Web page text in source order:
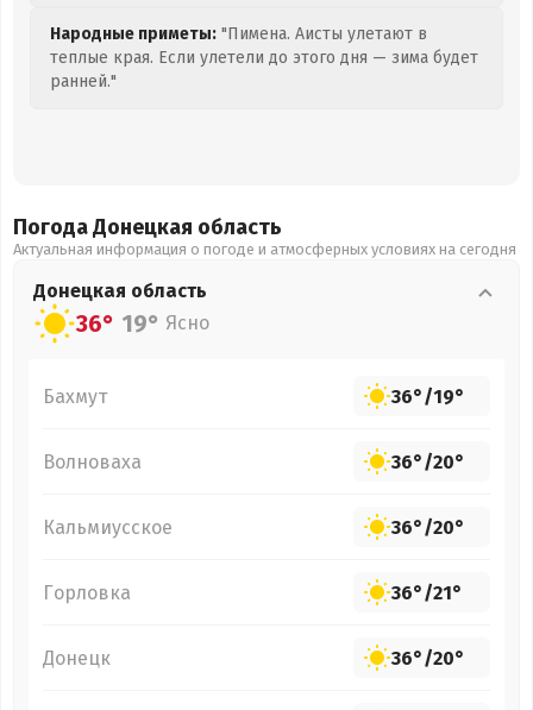
Народные приметы: "Пимена. Аисты улетают в
теплые края. Если улетели до этого дня — зима будет
ранней."
Погода Донецкая область
Актуальная информация о погоде и атмосферных условиях на сегодня
Донецкая область
36° 19° Ясно
Бахмут 36°/19°
Волноваха 36°/20°
Кальмиусское 36°/20°
Горловка 36°/21°
Донецк 36°/20°